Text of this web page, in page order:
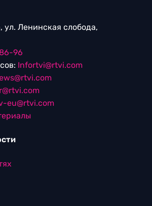
ул. Ленинская слобода,
96
Infortvi@rtvi.com
eu@rtvi.com